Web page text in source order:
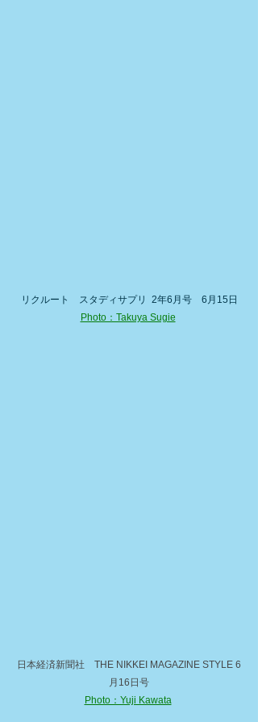
リクルート　スタディサプリ  2年6月号　6月15日
Photo：Takuya Sugie
日本経済新聞社　THE NIKKEI MAGAZINE STYLE 6
月16日号
Photo：Yuji Kawata